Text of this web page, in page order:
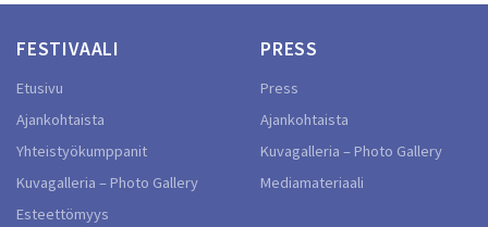
FESTIVAALI
Etusivu
Ajankohtaista
Yhteistyökumppanit
Kuvagalleria – Photo Gallery
Esteettömyys
PRESS
Press
Ajankohtaista
Kuvagalleria – Photo Gallery
Mediamateriaali